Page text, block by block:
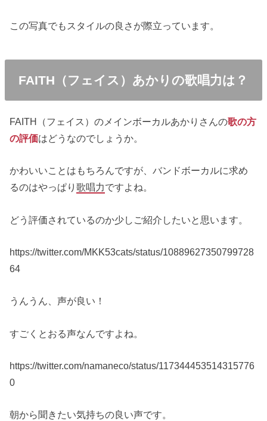
この写真でもスタイルの良さが際立っています。
FAITH（フェイス）あかりの歌唱力は？
FAITH（フェイス）のメインボーカルあかりさんの歌の方
の評価はどうなのでしょうか。
かわいいことはもちろんですが、バンドボーカルに求め
るのはやっぱり歌唱力ですよね。
どう評価されているのか少しご紹介したいと思います。
https://twitter.com/MKK53cats/status/10889627350799728
64
うんうん、声が良い！
すごくとおる声なんですよね。
https://twitter.com/namaneco/status/117344453514315776
0
朝から聞きたい気持ちの良い声です。